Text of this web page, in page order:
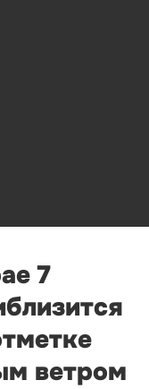
7
ветром